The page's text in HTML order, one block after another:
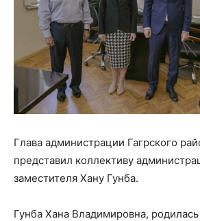
Глава администрации Гагрского
представил коллективу
заместителя Хану Гунба.
Гунба Хана Владимировна, родилась